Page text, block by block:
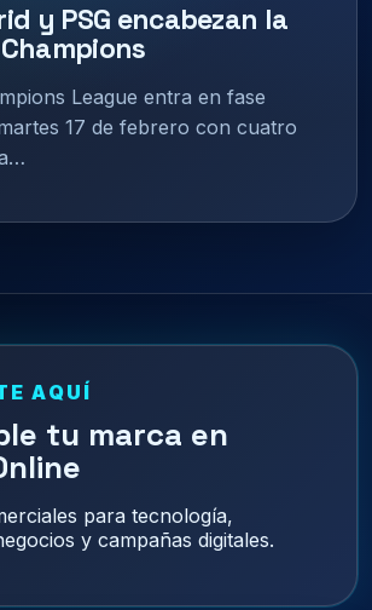
y PSG encabezan la
League entra en fase
17 de febrero con cuatro
AQUÍ
tu marca en
para tecnología,
y campañas digitales.